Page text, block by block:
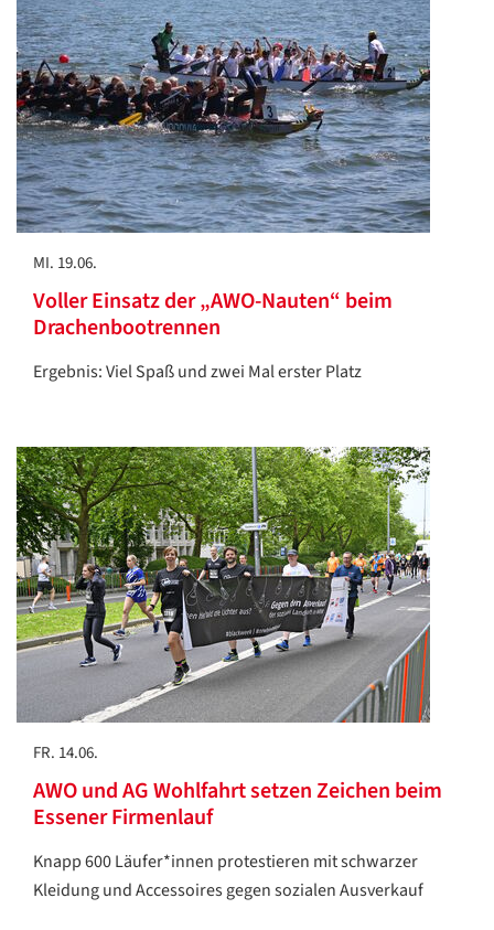
MI. 19.06.
Voller Einsatz der „AWO-Nauten“ beim
Drachenbootrennen
Ergebnis: Viel Spaß und zwei Mal erster Platz
FR. 14.06.
AWO und AG Wohlfahrt setzen Zeichen beim
Essener Firmenlauf
Knapp 600 Läufer*innen protestieren mit schwarzer
Kleidung und Accessoires gegen sozialen Ausverkauf
ZURÜCK
Übersetzen
/
Translate
ZURÜCK